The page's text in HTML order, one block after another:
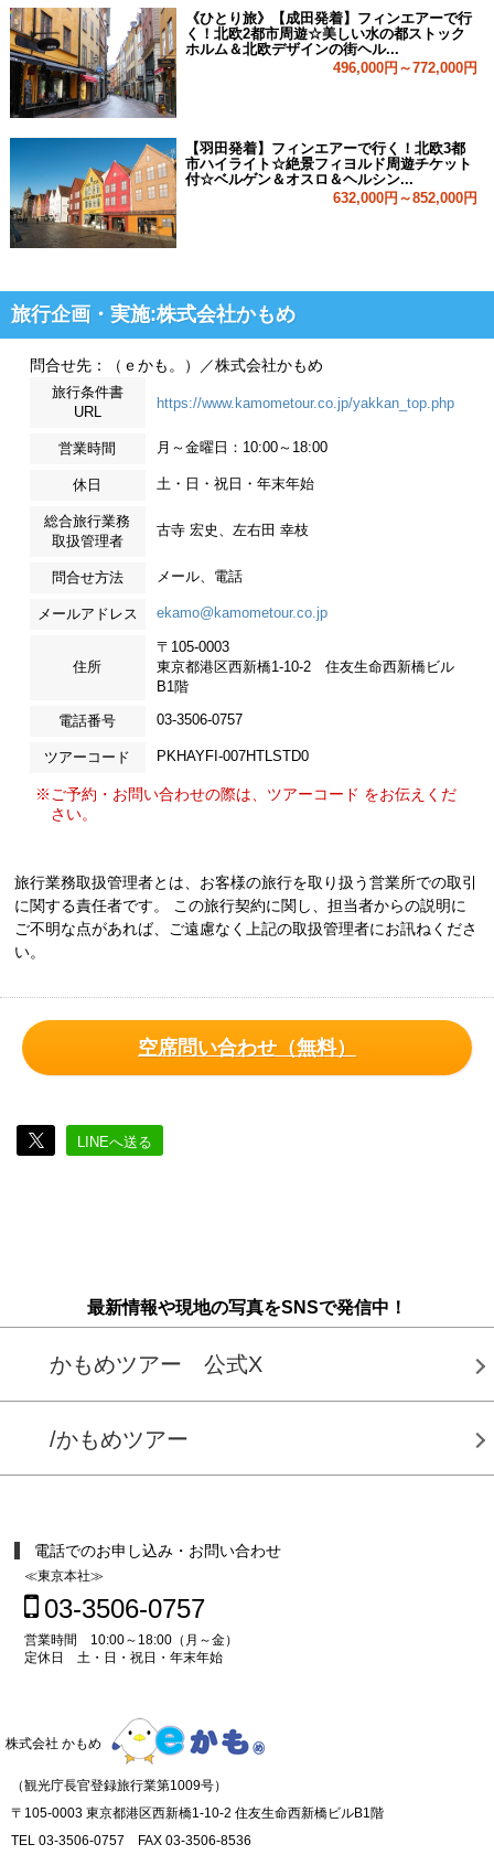
《ひとり旅》【成田発着】フィンエアーで行
く！北欧2都市周遊☆美しい水の都ストック
ホルム＆北欧デザインの街ヘル...
496,000円～772,000円
【羽田発着】フィンエアーで行く！北欧3都
市ハイライト☆絶景フィヨルド周遊チケット
付☆ベルゲン＆オスロ＆ヘルシン...
632,000円～852,000円
旅行企画・実施:株式会社かもめ
問合せ先：（ｅかも。）／株式会社かもめ
旅行条件書
URL
https://www.kamometour.co.jp/yakkan_top.php
営業時間 月～金曜日：10:00～18:00
休日 土・日・祝日・年末年始
総合旅行業務
取扱管理者
古寺 宏史、左右田 幸枝
問合せ方法 メール、電話
メールアドレス ekamo@kamometour.co.jp
住所
〒105-0003
東京都港区西新橋1-10-2 住友生命西新橋ビル
B1階
電話番号 03-3506-0757
ツアーコード PKHAYFI-007HTLSTD0
※ご予約・お問い合わせの際は、ツアーコード をお伝えくだ
さい。
旅行業務取扱管理者とは、お客様の旅行を取り扱う営業所での取引
に関する責任者です。 この旅行契約に関し、担当者からの説明に
ご不明な点があれば、ご遠慮なく上記の取扱管理者にお訊ねくださ
い。
空席問い合わせ（無料）
LINEへ送る
最新情報や現地の写真をSNSで発信中！
かもめツアー 公式X
/かもめツアー
電話でのお申し込み・お問い合わせ
≪東京本社≫
03-3506-0757
営業時間 10:00～18:00（月～金）
定休日 土・日・祝日・年末年始
株式会社 かもめ
（観光庁長官登録旅行業第1009号）
〒105-0003 東京都港区西新橋1-10-2 住友生命西新橋ビルB1階
TEL 03-3506-0757 FAX 03-3506-8536